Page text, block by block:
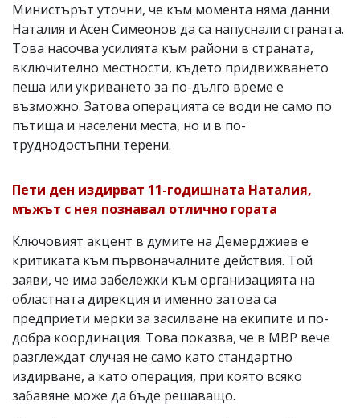
Министърът уточни, че към момента няма данни
Наталия и Асен Симеонов да са напуснали страната.
Това насочва усилията към райони в страната,
включително местности, където придвижването
пеша или укриването за по-дълго време е
възможно. Затова операцията се води не само по
пътища и населени места, но и в по-
труднодостъпни терени.
Пети ден издирват 11-годишната Наталия,
мъжът с нея познавал отлично гората
Ключовият акцент в думите на Демерджиев е
критиката към първоначалните действия. Той
заяви, че има забележки към организацията на
областната дирекция и именно затова са
предприети мерки за засилване на екипите и по-
добра координация. Това показва, че в МВР вече
разглеждат случая не само като стандартно
издирване, а като операция, при която всяко
забавяне може да бъде решаващо.